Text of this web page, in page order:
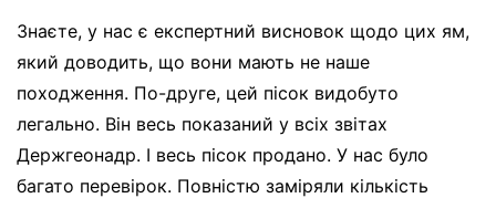
Знаєте, у нас є експертний висновок щодо цих ям,
який доводить, що вони мають не наше
походження. По-друге, цей пісок видобуто
легально. Він весь показаний у всіх звітах
Держгеонадр. І весь пісок продано. У нас було
багато перевірок. Повністю заміряли кількість